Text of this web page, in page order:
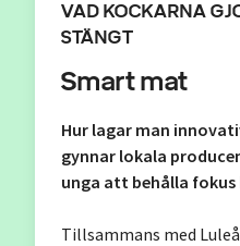
VAD KOCKARNA
STÄNGT
Smart mat
Hur lagar man
gynnar lokala
unga att behålla fokus
Tillsammans med